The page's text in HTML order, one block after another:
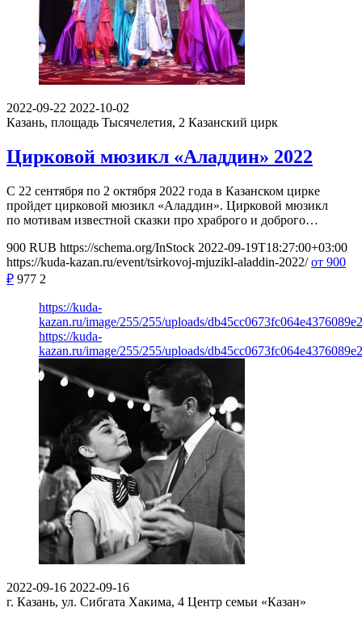
2022-09-22 2022-10-02
Казань, площадь Тысячелетия, 2 Казанский цирк
Цирковой мюзикл «Аладдин» 2022
С 22 сентября по 2 октября 2022 года в Казанском цирке
пройдет цирковой мюзикл «Аладдин». Цирковой мюзикл
по мотивам известной сказки про храброго и доброго…
900 RUB https://schema.org/InStock 2022-09-19T18:27:00+03:00
https://kuda-kazan.ru/event/tsirkovoj-mjuzikl-aladdin-2022/ от 900
₽ 977 2
https://kuda-
kazan.ru/image/255/255/uploads/
https://kuda-
kazan.ru/image/255/255/uploads/
2022-09-16 2022-09-16
г. Казань, ул. Сибгата Хакима, 4 Центр семьи «Казан»